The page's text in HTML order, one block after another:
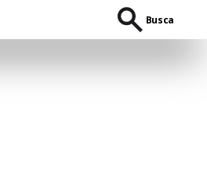
Busca